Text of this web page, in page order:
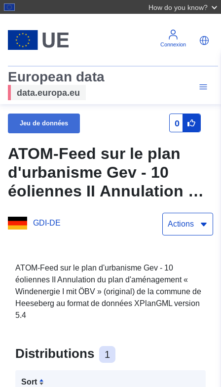
How do you know?
Connexion
European data
data.europa.eu
Jeu de données 0
ATOM-Feed sur le plan
d'urbanisme Gev - 10
éoliennes II Annulation du
plan d'aménagement «
Windenergie I mit ÖBV »
de Heeseberg
GDI-DE Actions
ATOM-Feed sur le plan d'urbanisme Gev - 10
éoliennes II Annulation du plan d'aménagement «
Windenergie I mit ÖBV » (original) de la commune de
Heeseberg au format de données XPlanGML version
5.4
Distributions 1
Sort